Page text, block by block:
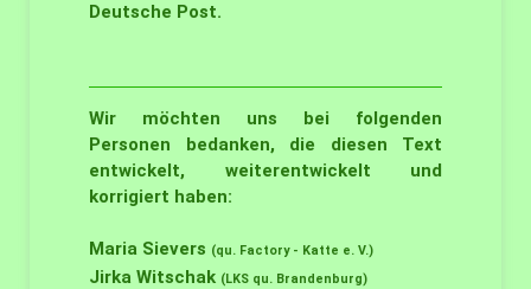
Deutsche Post.
Wir möchten uns bei folgenden
Personen bedanken, die diesen Text
entwickelt, weiterentwickelt und
korrigiert haben:
Maria Sievers (qu. Factory - Katte e. V.)
Jirka Witschak (LKS qu. Brandenburg)